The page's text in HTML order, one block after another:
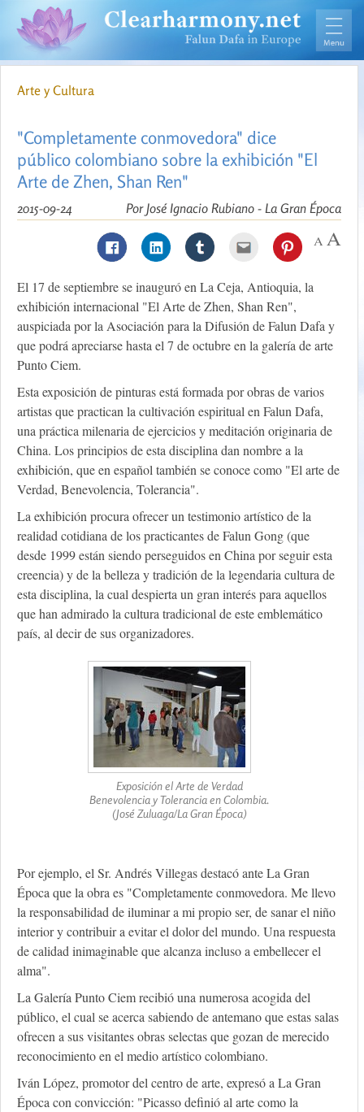
Arte y Cultura
"Completamente conmovedora" dice
público colombiano sobre la exhibición "El
Arte de Zhen, Shan Ren"
Por José Ignacio Rubiano - La Gran Época
2015-09-24
El 17 de septiembre se inauguró en La Ceja, Antioquia, la
exhibición internacional "El Arte de Zhen, Shan Ren",
auspiciada por la Asociación para la Difusión de Falun Dafa y
que podrá apreciarse hasta el 7 de octubre en la galería de arte
Punto Ciem.
Esta exposición de pinturas está formada por obras de varios
artistas que practican la cultivación espiritual en Falun Dafa,
una práctica milenaria de ejercicios y meditación originaria de
China. Los principios de esta disciplina dan nombre a la
exhibición, que en español también se conoce como "El arte de
Verdad, Benevolencia, Tolerancia".
La exhibición procura ofrecer un testimonio artístico de la
realidad cotidiana de los practicantes de Falun Gong (que
desde 1999 están siendo perseguidos en China por seguir esta
creencia) y de la belleza y tradición de la legendaria cultura de
esta disciplina, la cual despierta un gran interés para aquellos
que han admirado la cultura tradicional de este emblemático
país, al decir de sus organizadores.
Exposición el Arte de Verdad
Benevolencia y Tolerancia en Colombia.
(José Zuluaga/La Gran Época)
Por ejemplo, el Sr. Andrés Villegas destacó ante La Gran
Época que la obra es "Completamente conmovedora. Me llevo
la responsabilidad de iluminar a mi propio ser, de sanar el niño
interior y contribuir a evitar el dolor del mundo. Una respuesta
de calidad inimaginable que alcanza incluso a embellecer el
alma".
La Galería Punto Ciem recibió una numerosa acogida del
público, el cual se acerca sabiendo de antemano que estas salas
ofrecen a sus visitantes obras selectas que gozan de merecido
reconocimiento en el medio artístico colombiano.
Iván López, promotor del centro de arte, expresó a La Gran
Época con convicción: "Picasso definió al arte como la